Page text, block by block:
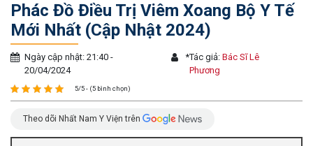
Phác Đồ Điều Trị Viêm Xoang Bộ Y Tế
Mới Nhất (Cập Nhật 2024)
Ngày cập nhật: 21:40 -
20/04/2024
*Tác giả:Bác Sĩ Lê
Phương
5/5 - (5 bình chọn)
Theo dõi Nhất Nam Y Viện trên